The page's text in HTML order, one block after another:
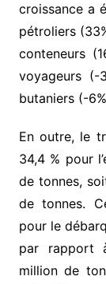
croissance a
pétroliers
conteneurs
voyageurs (-
butaniers (-
En outre, le
34,4 % pour
de tonnes,
de tonnes.
pour le
par rapport
million de